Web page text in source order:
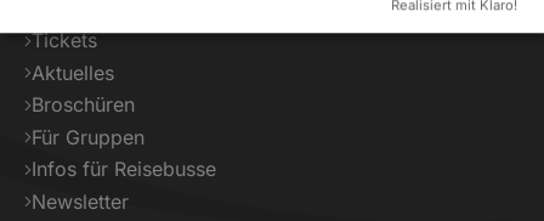
Tickets
Aktuelles
Broschüren
Für Gruppen
Infos für Reisebusse
Newsletter
Realisiert mit Klaro!